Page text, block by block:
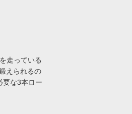
走っている
えられるの
要な3本ロー